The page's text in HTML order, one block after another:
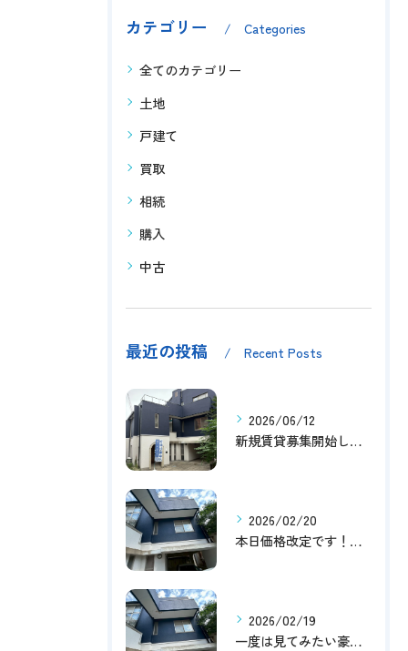
カテゴリー Categories
全てのカテゴリー
土地
戸建て
買取
相続
購入
中古
最近の投稿 Recent Posts
2026/06/12
新規賃貸募集開始しました！
2026/02/20
本日価格改定です！！このチャンスお見逃しなく！！！
2026/02/19
一度は見てみたい豪邸！！内覧受付中です～☆